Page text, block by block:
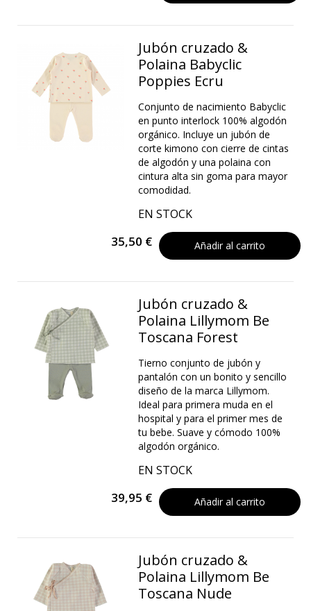
Jubón cruzado &
Polaina Babyclic
Poppies Ecru
Conjunto de nacimiento Babyclic
en punto interlock 100% algodón
orgánico. Incluye un jubón de
corte kimono con cierre de cintas
de algodón y una polaina con
cintura alta sin goma para mayor
comodidad.
EN STOCK
35,50 € Añadir al carrito
Jubón cruzado &
Polaina Lillymom Be
Toscana Forest
Tierno conjunto de jubón y
pantalón con un bonito y sencillo
diseño de la marca Lillymom.
Ideal para primera muda en el
hospital y para el primer mes de
tu bebe. Suave y cómodo 100%
algodón orgánico.
EN STOCK
39,95 € Añadir al carrito
Jubón cruzado &
Polaina Lillymom Be
Toscana Nude